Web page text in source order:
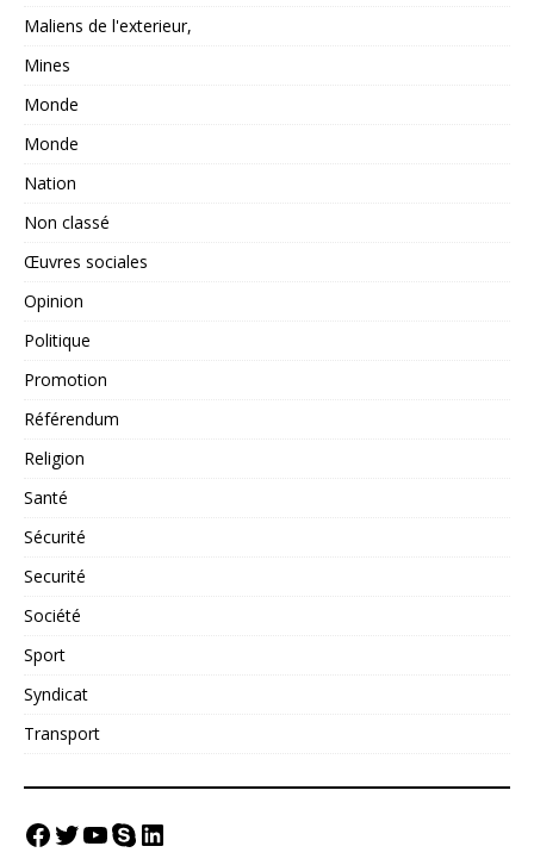
Maliens de l'exterieur,
Mines
Monde
Monde
Nation
Non classé
Œuvres sociales
Opinion
Politique
Promotion
Référendum
Religion
Santé
Sécurité
Securité
Société
Sport
Syndicat
Transport